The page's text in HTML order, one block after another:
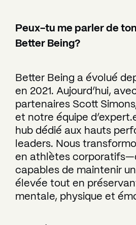
Peux-tu me parler de
Better Being?
Better Being a évolué
en 2021. Aujourd’hui,
partenaires Scott
et notre équipe
hub dédié aux hauts
leaders. Nous
en athlètes
capables de maintenir
élevée tout en
mentale, physique et